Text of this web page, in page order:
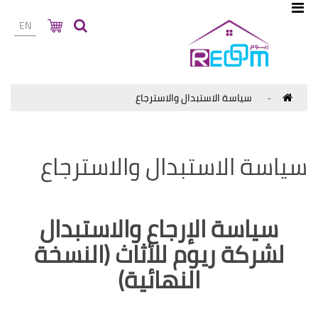
EN
سياسة الاستبدال والاسترجاع
سياسة الاستبدال والاسترجاع
سياسة الإرجاع والاستبدال
لشركة ريوم للأثاث (النسخة
النهائية)